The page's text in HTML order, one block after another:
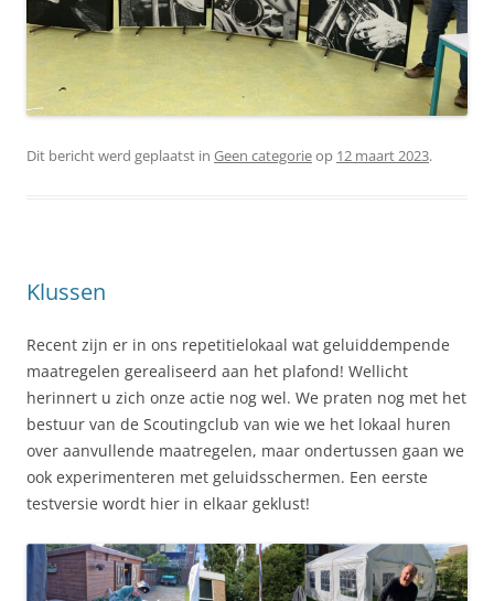
Dit bericht werd geplaatst in Geen categorieop 12 maart 2023.
Klussen
Recent zijn er in ons repetitielokaal wat geluiddempende
maatregelen gerealiseerd aan het plafond! Wellicht
herinnert u zich onze actie nog wel. We praten nog met het
bestuur van de Scoutingclub van wie we het lokaal huren
over aanvullende maatregelen, maar ondertussen gaan we
ook experimenteren met geluidsschermen. Een eerste
testversie wordt hier in elkaar geklust!